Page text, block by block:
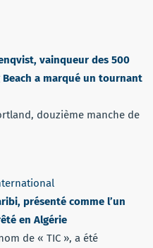
vainqueur des 500
Beach a marqué un tournant
douzième manche de
présenté comme l’un
en Algérie
de « TIC », a été